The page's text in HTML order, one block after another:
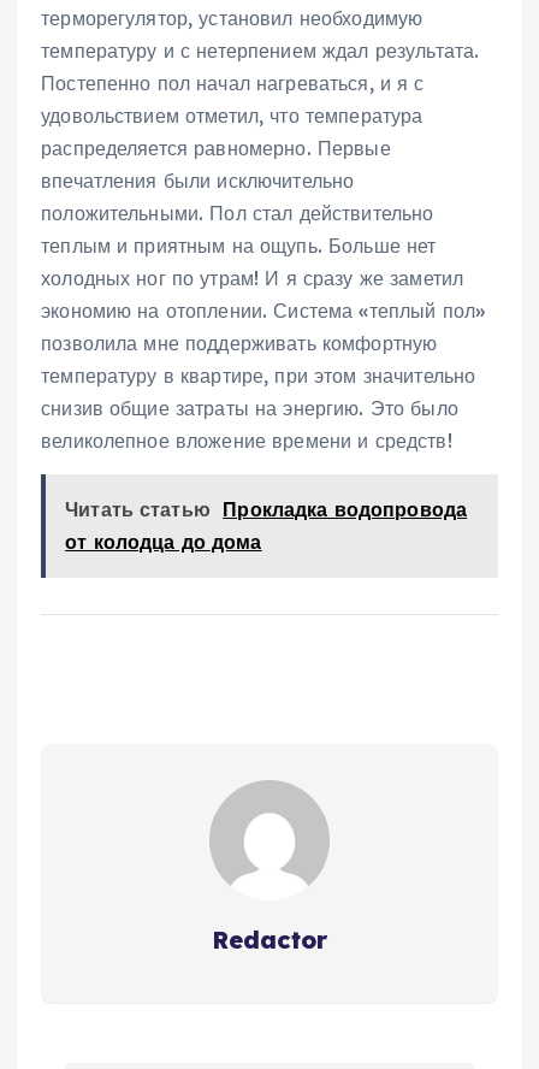
терморегулятор, установил необходимую
температуру и с нетерпением ждал результата.
Постепенно пол начал нагреваться, и я с
удовольствием отметил, что температура
распределяется равномерно. Первые
впечатления были исключительно
положительными. Пол стал действительно
теплым и приятным на ощупь. Больше нет
холодных ног по утрам! И я сразу же заметил
экономию на отоплении. Система «теплый пол»
позволила мне поддерживать комфортную
температуру в квартире, при этом значительно
снизив общие затраты на энергию. Это было
великолепное вложение времени и средств!
Читать статью Прокладка водопровода
от колодца до дома
Redactor